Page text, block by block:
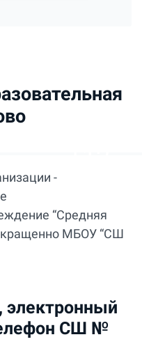
-
“Средняя
МБОУ “СШ
электронный
СШ №